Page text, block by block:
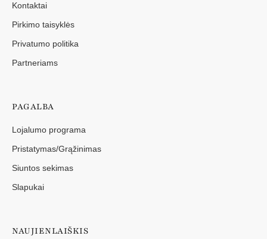
Kontaktai
Pirkimo taisyklės
Privatumo politika
Partneriams
PAGALBA
Lojalumo programa
Pristatymas/Grąžinimas
Siuntos sekimas
Slapukai
NAUJIENLAIŠKIS